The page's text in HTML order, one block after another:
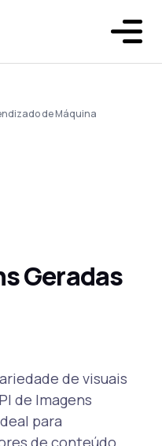
de Máquina
Geradas
de visuais
de Imagens
para
de conteúdo